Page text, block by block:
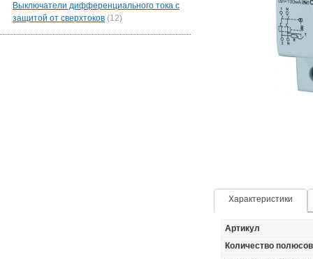
Характеристики
Артикул
Количество полюсов
Выключатели дифференциального тока с
защитой от сверхтоков (12)